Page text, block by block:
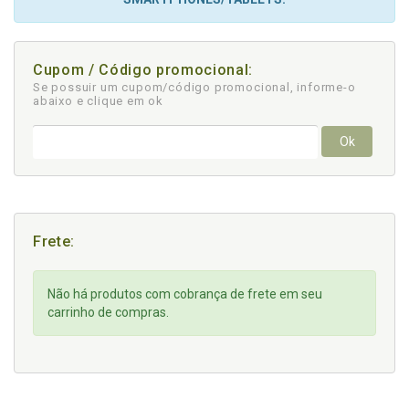
Cupom / Código promocional:
Se possuir um cupom/código promocional, informe-o
abaixo e clique em ok
Ok
Frete:
Não há produtos com cobrança de frete em seu
carrinho de compras.